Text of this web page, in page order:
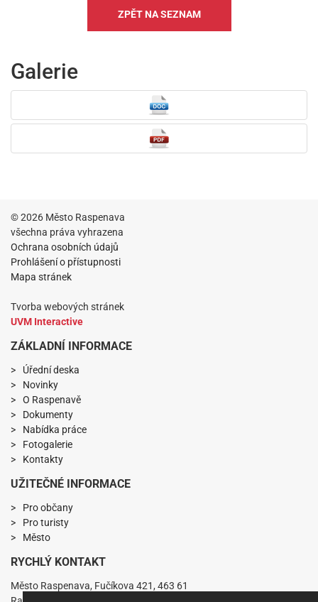
ZPĚT NA SEZNAM
Galerie
© 2026 Město Raspenava
všechna práva vyhrazena
Ochrana osobních údajů
Prohlášení o přístupnosti
Mapa stránek
Tvorba webových stránek
UVM Interactive
ZÁKLADNÍ INFORMACE
Úřední deska
Novinky
O Raspenavě
Dokumenty
Nabídka práce
Fotogalerie
Kontakty
UŽITEČNÉ INFORMACE
Pro občany
Pro turisty
Město
RYCHLÝ KONTAKT
Město Raspenava, Fučíkova 421, 463 61